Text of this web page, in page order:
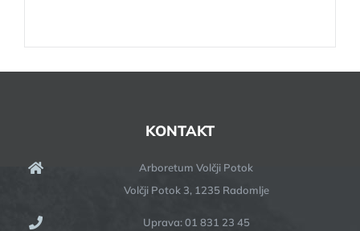
KONTAKT
Arboretum Volčji Potok
Volčji Potok 3, 1235 Radomlje
Uprava: 01 831 23 45